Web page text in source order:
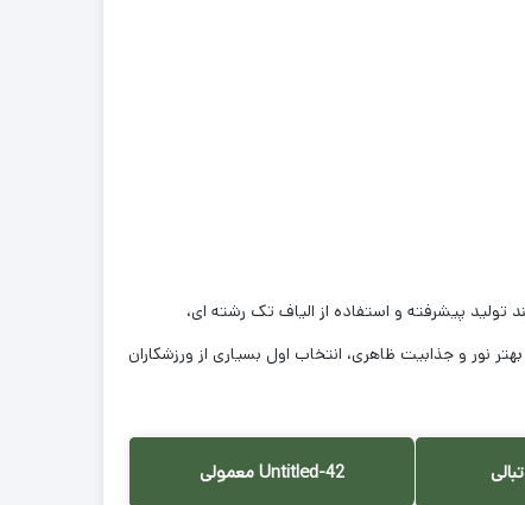
پیشرفته و استفاده از الیاف تک رشته ای،
نور و جذابیت ظاهری، انتخاب اول بسیاری از ورزشکاران
Untitled-42 معمولی